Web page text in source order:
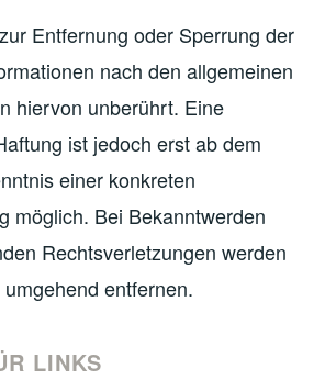
Entfernung oder Sperrung der
nach den allgemeinen
hiervon unberührt. Eine
ist jedoch erst ab dem
einer konkreten
möglich. Bei Bekanntwerden
Rechtsverletzungen werden
entfernen.
LINKS